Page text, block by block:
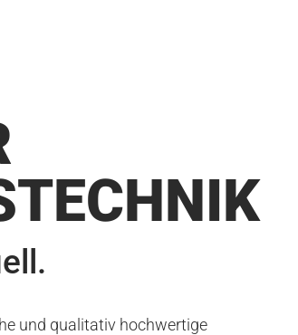
und qualitativ hochwertige